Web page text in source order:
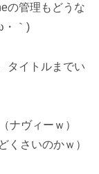
の管理もどうな
・｀)
タイトルまでい
ナヴィーｗ）
さいのかｗ）